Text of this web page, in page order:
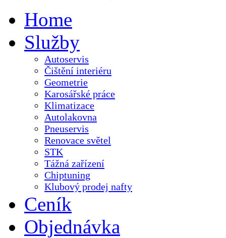
Home
Služby
Autoservis
Čištění interiéru
Geometrie
Karosářské práce
Klimatizace
Autolakovna
Pneuservis
Renovace světel
STK
Tážná zařízení
Chiptuning
Klubový prodej nafty
Ceník
Objednávka